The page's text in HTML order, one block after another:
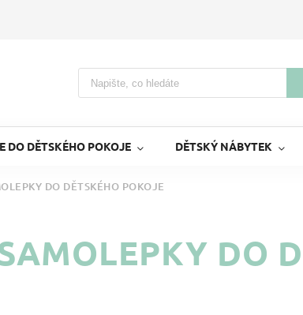
DO DĚTSKÉHO POKOJE DĚTSKÝ NÁBYTEK
DO DĚTSKÉHO POKOJE
DO